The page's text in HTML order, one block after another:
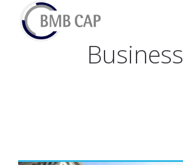
Business